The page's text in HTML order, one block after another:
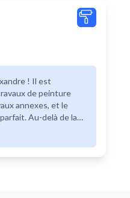
! Il est
de peinture
annexes, et le
Au-delà de la
Alexandre a été